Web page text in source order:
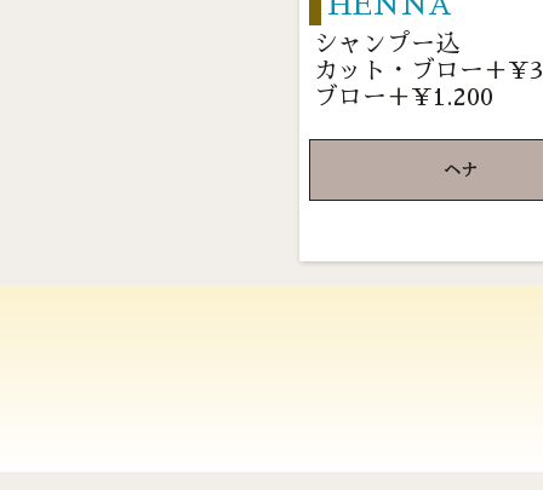
シャンプー込
カット・ブロー＋
ブロー＋¥1.200
ヘナ